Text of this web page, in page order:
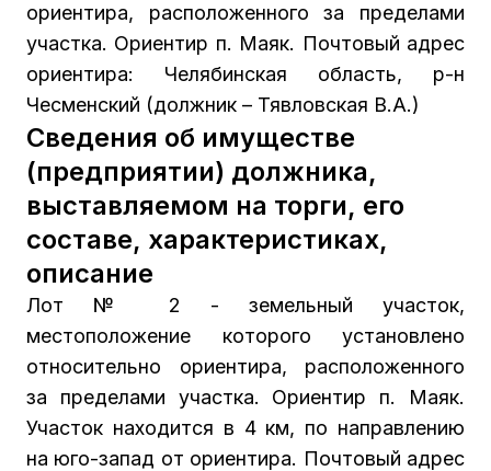
ориентира, расположенного за пределами
участка. Ориентир п. Маяк. Почтовый адрес
ориентира: Челябинская область, р-н
Чесменский (должник – Тявловская В.А.)
Сведения об имуществе
(предприятии) должника,
выставляемом на торги, его
составе, характеристиках,
описание
Лот № 2 - земельный участок,
местоположение которого установлено
относительно ориентира, расположенного
за пределами участка. Ориентир п. Маяк.
Участок находится в 4 км, по направлению
на юго-запад от ориентира. Почтовый адрес